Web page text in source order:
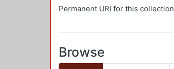
Permanent URI for this collection
Browse